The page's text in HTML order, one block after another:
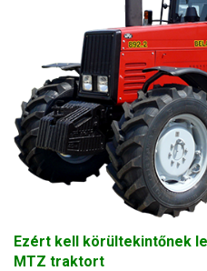
Ezért kell körültekintőnek
MTZ traktort